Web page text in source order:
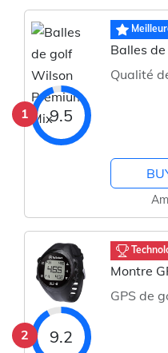
1
Balles
Qualité
9.5
2
Montre
GPS de
9.2